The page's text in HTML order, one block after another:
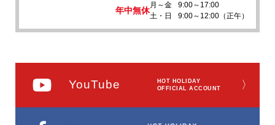
年中無休
月～金
9:00～17:00
土・日
9:00～12:00（正午）
YouTube
HOT HOLIDAY
OFFICIAL ACCOUNT
〉